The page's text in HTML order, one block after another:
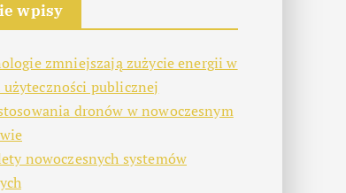
wpisy
zmniejszają zużycie energii w
użyteczności publicznej
dronów w nowoczesnym
nowoczesnych systemów